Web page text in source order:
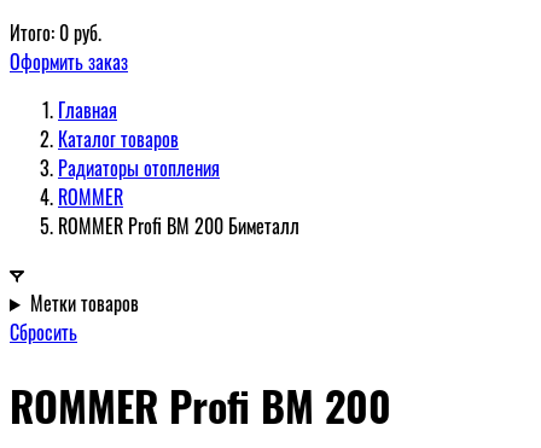
Итого: 0руб.
Оформить заказ
Главная
Каталог товаров
Радиаторы отопления
ROMMER
ROMMER Profi BM 200 Биметалл
Метки товаров
Сбросить
ROMMER Profi BM 200